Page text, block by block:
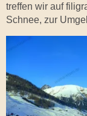
treffen wir auf
Schnee, zur